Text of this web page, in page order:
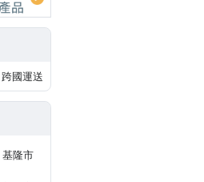
跨國運送
基隆市